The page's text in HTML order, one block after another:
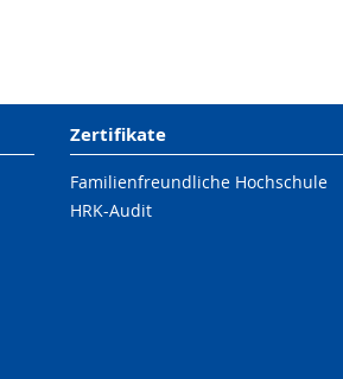
Zertifikate
Familienfreundliche Hochschule
HRK-Audit